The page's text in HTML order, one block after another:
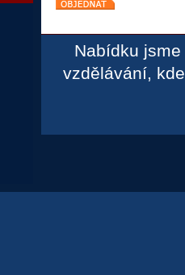
Nabídku
vzdělávání,